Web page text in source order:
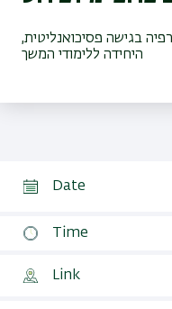
היחידה ללימודי המשך
Date
Time
Link